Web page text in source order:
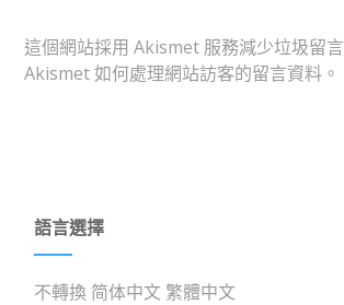
這個網站採用 Akismet 服務減少垃圾留言
Akismet 如何處理網站訪客的留言資料。
語言選擇
不轉換 简体中文 繁體中文